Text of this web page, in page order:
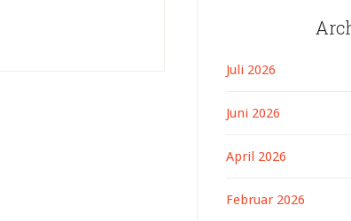
Juli 2026
Juni 2026
April 2026
Februar 2026